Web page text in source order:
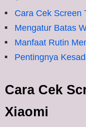
Cara Cek Screen
Mengatur Batas
Manfaat Rutin
Pentingnya
Cara Cek
Xiaomi